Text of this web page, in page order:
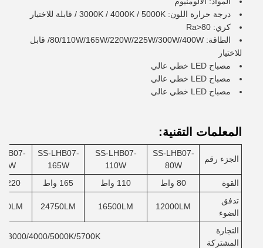
درجة حرارة اللون: 3000K / 4000K / 5000K / قابلة للاختيار
كري: Ra>80
الطاقة: 80/110W/165W/220W/225W/300W/400W/ قابل
للاختيار
مصباح LED خطي عالي
مصباح LED خطي عالي
مصباح LED خطي عالي
المعلمات التقنية:
الجزء رقم
SS-LHB07-
80W
SS-LHB07-
110W
SS-LHB07-
165W
القوة
80 واط 110 واط 165 واط
220 واط
تدفق
الضوء
12000LM
16500LM
24750LM
التجارة
المشتركة
3000/4000/5000K/5700K/يمكن تحديدها